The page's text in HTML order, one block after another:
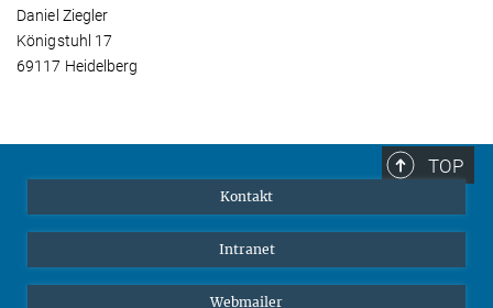
Daniel Ziegler
Königstuhl 17
69117 Heidelberg
TOP
Kontakt
Intranet
Webmailer